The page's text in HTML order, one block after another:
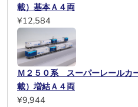
載）基本Ａ４両
¥12,584
Ｍ２５０系 スーパーレールカ
載）増結Ａ４両
¥9,944